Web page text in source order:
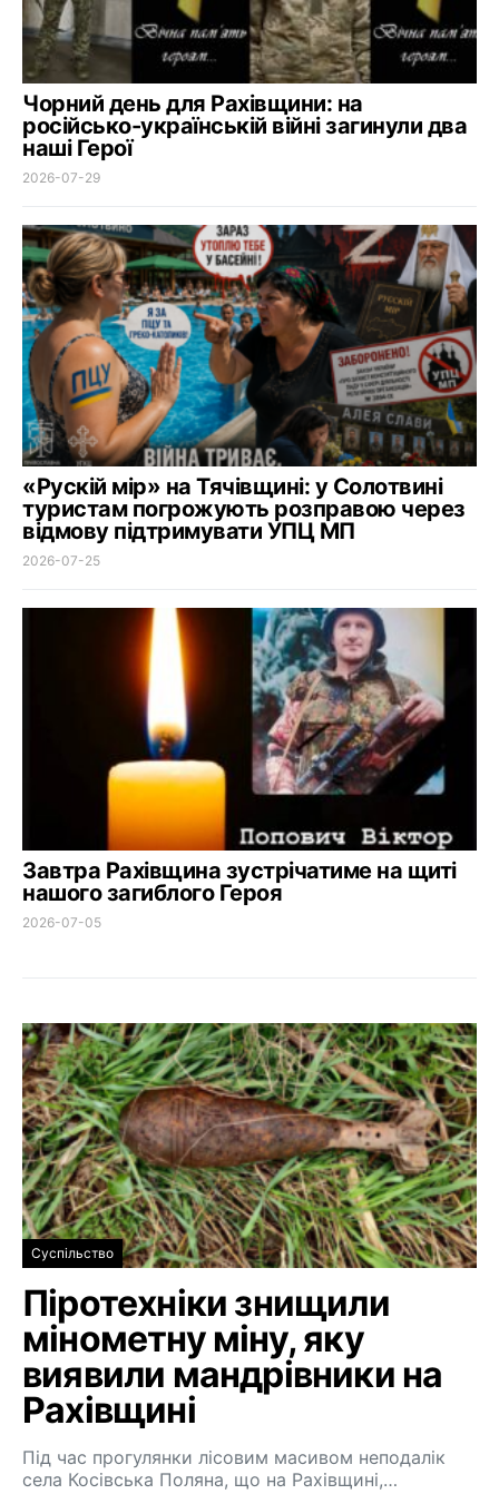
Чорний день для Рахівщини: на
російсько-українській війні загинули два
наші Герої
2026-07-29
«Рускій мір» на Тячівщині: у Солотвині
туристам погрожують розправою через
відмову підтримувати УПЦ МП
2026-07-25
Завтра Рахівщина зустрічатиме на щиті
нашого загиблого Героя
2026-07-05
Суспільство
Піротехніки знищили
мінометну міну, яку
виявили мандрівники на
Рахівщині
Під час прогулянки лісовим масивом неподалік
села Косівська Поляна, що на Рахівщині,…